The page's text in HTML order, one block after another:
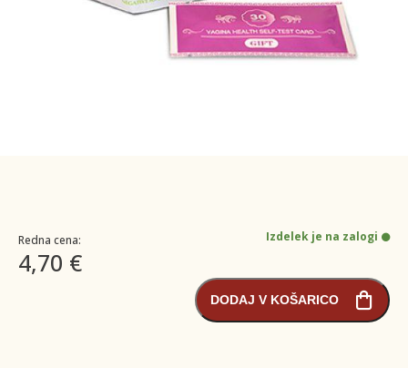
Redna cena:
4,70 €
Izdelek je na zalogi
DODAJ V KOŠARICO